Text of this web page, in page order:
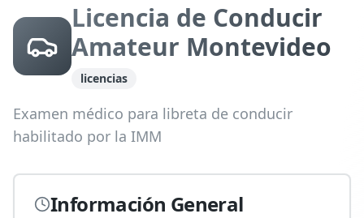
Licencia de Conducir
Amateur Montevideo
licencias
Examen médico para libreta de conducir
habilitado por la IMM
Información General